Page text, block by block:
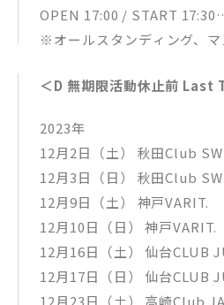
OPEN 17:00 / START 17:30
※オールスタンディング、
＜D 無期限活動休止前 Last
2023年
12月2日（土） 秋田Club
12月3日（日） 秋田Club
12月9日（土） 神戸VARIT.
12月10日（日） 神戸VARIT.
12月16日（土） 仙台CLUB
12月17日（日） 仙台CLUB
12月23日（土） 高崎Club